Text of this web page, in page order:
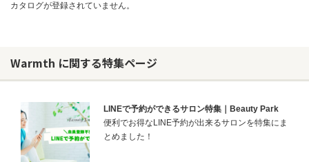
ネイルサロン
美容クリニック
ヘアカタログ
カタログが登録されていません。
Warmth に関する特集ページ
LINEで予約ができるサロン特集｜Beauty Park
便利でお得なLINE予約が出来るサロンを特集にま
とめました！